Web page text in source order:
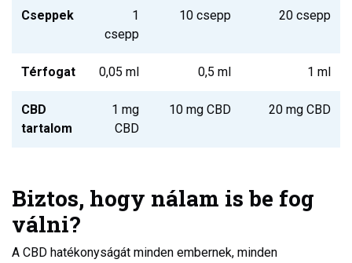
Cseppek
1
csepp
10 csepp 20 csepp
Térfogat 0,05 ml 0,5 ml 1 ml
CBD
tartalom
1 mg
CBD
10 mg CBD 20 mg CBD
Biztos, hogy nálam is be fog
válni?
A CBD hatékonyságát minden embernek, minden